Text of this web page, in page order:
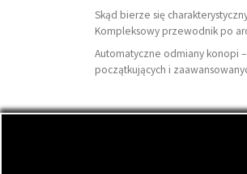
Skąd bierze się
Kompleksowy przewodnik po
Automatyczne odmiany konopi
początkujących i